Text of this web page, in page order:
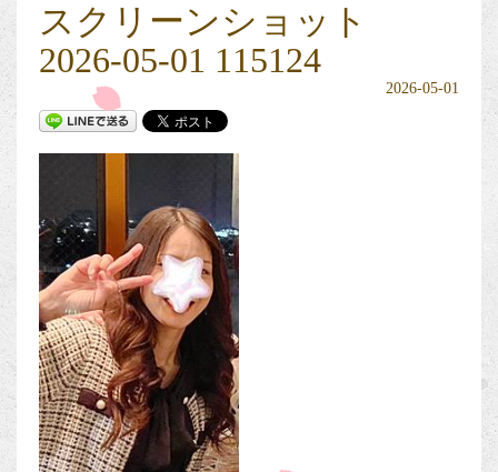
スクリーンショット
2026-05-01 115124
2026-05-01